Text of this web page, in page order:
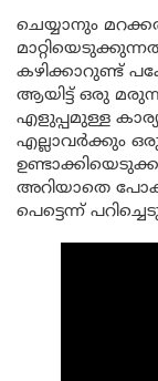
ചെയ്യാനും
കഴിക്കാറുണ്ട്
ആയിട്ട് ഒരു
എളുപ്പമുള്ള
എല്ലാവർക്കും
അറിയാതെ
പെട്ടെന്ന്